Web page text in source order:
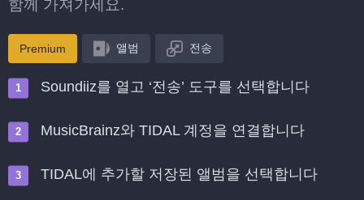
함께 가져가세요.
Premium 앨범 전송
Soundiiz를 열고 ‘전송’ 도구를 선택합니다
MusicBrainz와 TIDAL 계정을 연결합니다
TIDAL에 추가할 저장된 앨범을 선택합니다